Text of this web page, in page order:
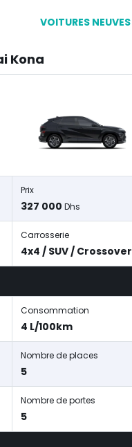
VOITURES NEUVES
Kona
Prix
327 000 Dhs
Carrosserie
4x4 / SUV / Crossover
Consommation
4 L/100km
Nombre de places
5
Nombre de portes
5